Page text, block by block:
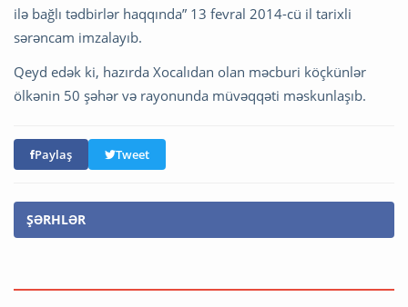
ilə bağlı tədbirlər haqqında” 13 fevral 2014-cü il tarixli
sərəncam imzalayıb.
Qeyd edək ki, hazırda Xocalıdan olan məcburi köçkünlər
ölkənin 50 şəhər və rayonunda müvəqqəti məskunlaşıb.
Paylaş Tweet
ŞƏRHLƏR